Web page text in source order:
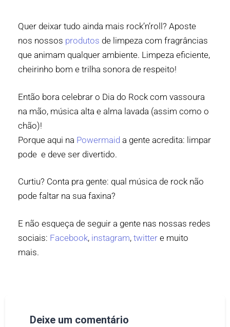
Quer deixar tudo ainda mais rock’n’roll? Aposte
nos nossos produtos de limpeza com fragrâncias
que animam qualquer ambiente. Limpeza eficiente,
cheirinho bom e trilha sonora de respeito!
Então bora celebrar o Dia do Rock com vassoura
na mão, música alta e alma lavada (assim como o
chão)!
Porque aqui na Powermaid a gente acredita: limpar
pode e deve ser divertido.
Curtiu? Conta pra gente: qual música de rock não
pode faltar na sua faxina?
E não esqueça de seguir a gente nas nossas redes
sociais: Facebook, instagram, twitter e muito
mais.
Deixe um comentário